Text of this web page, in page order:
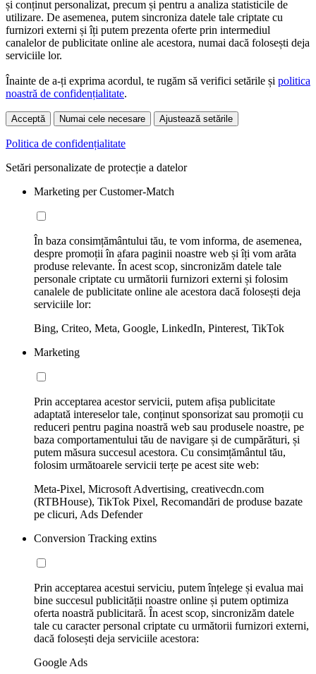
și conținut personalizat, precum și pentru a analiza statisticile de
utilizare. De asemenea, putem sincroniza datele tale criptate cu
furnizori externi și îți putem prezenta oferte prin intermediul
canalelor de publicitate online ale acestora, numai dacă folosești deja
serviciile lor.
Înainte de a-ți exprima acordul, te rugăm să verifici setările și politica
noastră de confidențialitate.
Acceptă Numai cele necesare Ajustează setările
Politica de confidențialitate
Setări personalizate de protecție a datelor
Marketing per Customer-Match
În baza consimțământului tău, te vom informa, de asemenea,
despre promoții în afara paginii noastre web și îți vom arăta
produse relevante. În acest scop, sincronizăm datele tale
personale criptate cu următorii furnizori externi și folosim
canalele de publicitate online ale acestora dacă folosești deja
serviciile lor:
Bing, Criteo, Meta, Google, LinkedIn, Pinterest, TikTok
Marketing
Prin acceptarea acestor servicii, putem afișa publicitate
adaptată intereselor tale, conținut sponsorizat sau promoții cu
reduceri pentru pagina noastră web sau produsele noastre, pe
baza comportamentului tău de navigare și de cumpărături, și
putem măsura succesul acestora. Cu consimțământul tău,
folosim următoarele servicii terțe pe acest site web:
Meta-Pixel, Microsoft Advertising, creativecdn.com
(RTBHouse), TikTok Pixel, Recomandări de produse bazate
pe clicuri, Ads Defender
Conversion Tracking extins
Prin acceptarea acestui serviciu, putem înțelege și evalua mai
bine succesul publicității noastre online și putem optimiza
oferta noastră publicitară. În acest scop, sincronizăm datele
tale cu caracter personal criptate cu următorii furnizori externi,
dacă folosești deja serviciile acestora:
Google Ads